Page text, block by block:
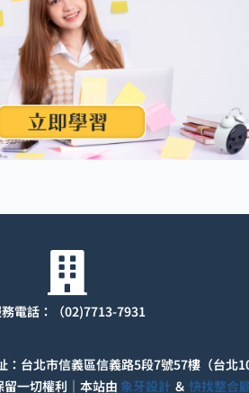
電話：（02)7713-7931
：台北市信義區信義路5段7號57樓（台北
一切權利｜本站由 象牙設計 ＆ 快找整合